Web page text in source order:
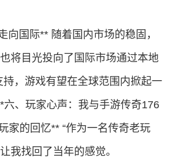
向国际** 随着国内市场的稳固，
将目光投向了国际市场通过本地
持，游戏有望在全球范围内掀起一
六、玩家心声：我与手游传奇176
家的回忆** “作为一名传奇老玩
我找回了当年的感觉。